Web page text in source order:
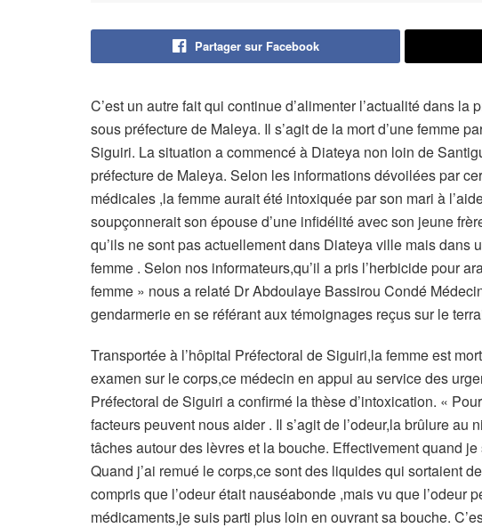
Partager sur Facebook
C’est un autre fait qui continue d’alimenter l’actualité dans
sous préfecture de Maleya. Il s’agit de la mort d’une femme
Siguiri. La situation a commencé à Diateya non loin de
préfecture de Maleya. Selon les informations dévoilées par
médicales ,la femme aurait été intoxiquée par son mari à
soupçonnerait son épouse d’une infidélité avec son jeune
qu’ils ne sont pas actuellement dans Diateya ville mais
femme . Selon nos informateurs,qu’il a pris l’herbicide pour
femme » nous a relaté Dr Abdoulaye Bassirou Condé
gendarmerie en se référant aux témoignages reçus sur le
Transportée à l’hôpital Préfectoral de Siguiri,la femme est
examen sur le corps,ce médecin en appui au service des
Préfectoral de Siguiri a confirmé la thèse d’intoxication. «
facteurs peuvent nous aider . Il s’agit de l’odeur,la brûlure
tâches autour des lèvres et la bouche. Effectivement quand
Quand j’ai remué le corps,ce sont des liquides qui sortaient
compris que l’odeur était nauséabonde ,mais vu que l’odeur
médicaments,je suis parti plus loin en ouvrant sa bouche.